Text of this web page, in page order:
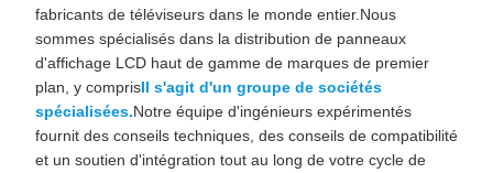
fabricants de téléviseurs dans le monde entier.Nous
sommes spécialisés dans la distribution de panneaux
d'affichage LCD haut de gamme de marques de premier
plan, y comprisIl s'agit d'un groupe de sociétés
spécialisées.Notre équipe d'ingénieurs expérimentés
fournit des conseils techniques, des conseils de compatibilité
et un soutien d'intégration tout au long de votre cycle de